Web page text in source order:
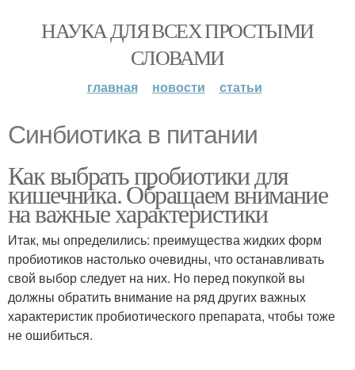
НАУКА ДЛЯ ВСЕХ ПРОСТЫМИ
СЛОВАМИ
главная новости статьи
Синбиотика в питании
Как выбрать пробиотики для
кишечника. Обращаем внимание
на важные характеристики
Итак, мы определились: преимущества жидких форм
пробиотиков настолько очевидны, что останавливать
свой выбор следует на них. Но перед покупкой вы
должны обратить внимание на ряд других важных
характеристик пробиотического препарата, чтобы тоже
не ошибиться.